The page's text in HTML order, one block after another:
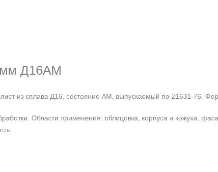
Д16АМ
из сплава Д16, состояние АМ, выпускаемый по 21631-76.
Области применения: облицовка, корпуса и кожухи,